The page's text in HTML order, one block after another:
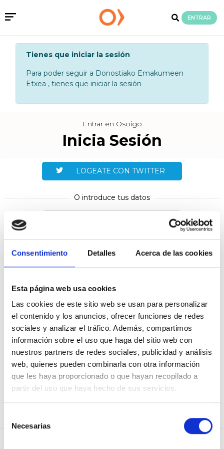
Consentimiento Detalles Acerca de las cookies
Esta página web usa cookies
Las cookies de este sitio web se usan para personalizar
el contenido y los anuncios, ofrecer funciones de redes
sociales y analizar el tráfico. Además, compartimos
información sobre el uso que haga del sitio web con
nuestros partners de redes sociales, publicidad y análisis
web, quienes pueden combinarla con otra información
que les haya proporcionado o que hayan recopilado a
partir del uso que haya hecho de sus servicios.
Necesarias
ENTRAR
Tienes que iniciar la sesión
Para poder seguir a Donostiako Emakumeen
Etxea , tienes que iniciar la sesión
Entrar en Osoigo
Inicia Sesión
LOGEATE CON TWITTER
O introduce tus datos
Recuérdame
He olvidado mi contraseña
¿No eres usuario de Osoigo?¡Únete!